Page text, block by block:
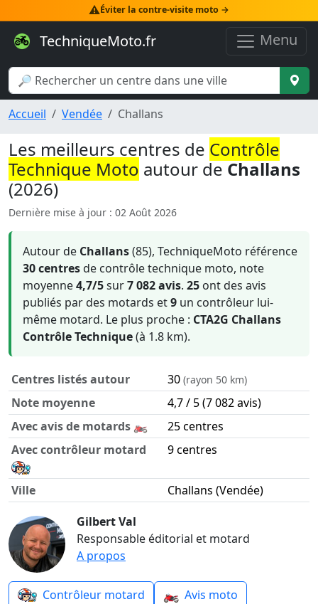
⚠️Éviter la contre-visite moto →
TechniqueMoto.fr Menu
Accueil Vendée Challans
Les meilleurs centres de Contrôle
Technique Moto autour deChallans
(2026)
Dernière mise à jour : 02 Août 2026
Autour de Challans(85), TechniqueMoto référence
30 centresde contrôle technique moto, note
moyenne4,7/5sur7 082 avis. 25 ont des avis
publiés par des motards et9 un contrôleur lui-
même motard. Le plus proche : CTA2G Challans
Contrôle Technique(à 1.8 km).
Centres listés autour 30 (rayon 50 km)
Note moyenne
4,7 / 5 (7 082 avis)
Avec avis de motards 🏍️
25 centres
Avec contrôleur motard
9 centres
Ville
Challans (Vendée)
Gilbert Val
Responsable éditorial et motard
A propos
Contrôleur motard 🏍️ Avis moto